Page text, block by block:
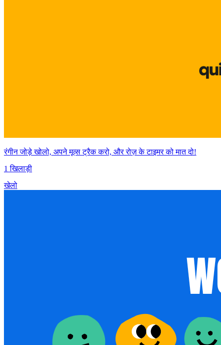
रंगीन जोड़े खोलो, अपने मूव्स ट्रैक करो, और रोज़ के टाइमर को मात दो!
1 खिलाड़ी
खेलो